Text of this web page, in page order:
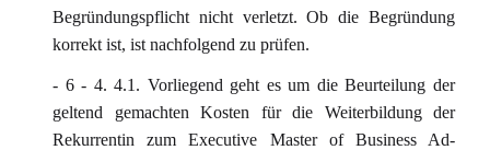
Begründungspflicht nicht verletzt. Ob die Begründung
korrekt ist, ist nachfolgend zu prüfen.
- 6 - 4. 4.1. Vorliegend geht es um die Beurteilung der
geltend gemachten Kosten für die Weiterbildung der
Rekurrentin zum Executive Master of Business Ad-